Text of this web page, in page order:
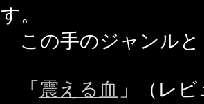
す。
この手のジャンルと
「 震える血 」（レ